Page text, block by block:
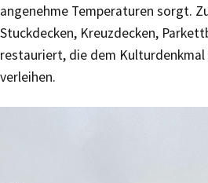
angenehme Temperaturen sorgt.
Stuckdecken, Kreuzdecken,
restauriert, die dem Kulturdenkmal
verleihen.